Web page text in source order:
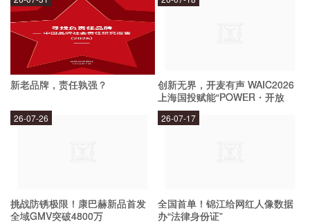
前往ABC农业银行的网点办理开户手续；
通过农业银行的网上银行、手机银行等渠道进行开户；
拨打ABC农业银行的客服热线，咨询开户的具体流程和要
限于：
新老品牌，责任孰强？
创新无界，开麦有声 WAIC2026
上海国投赋能“POWER・开放
麦”专场成功举办
挑战防锈极限！康巴赫新品首发
全域GMV突破4800万
26-07-26
全国首单！锦江给网红人像数据
办“法律身份证”
26-07-17